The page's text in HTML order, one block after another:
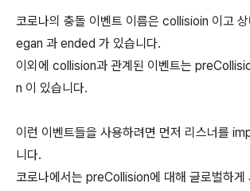
코로나의 충돌 이벤트 이름은 collisioin 이고
egan 과 ended 가 있습니다.
이외에 collision과 관계된 이벤트는
n 이 있습니다.
이런 이벤트들을 사용하려면 먼저 리스너를
니다.
코로나에서는 preCollision에 대해 글로벌하